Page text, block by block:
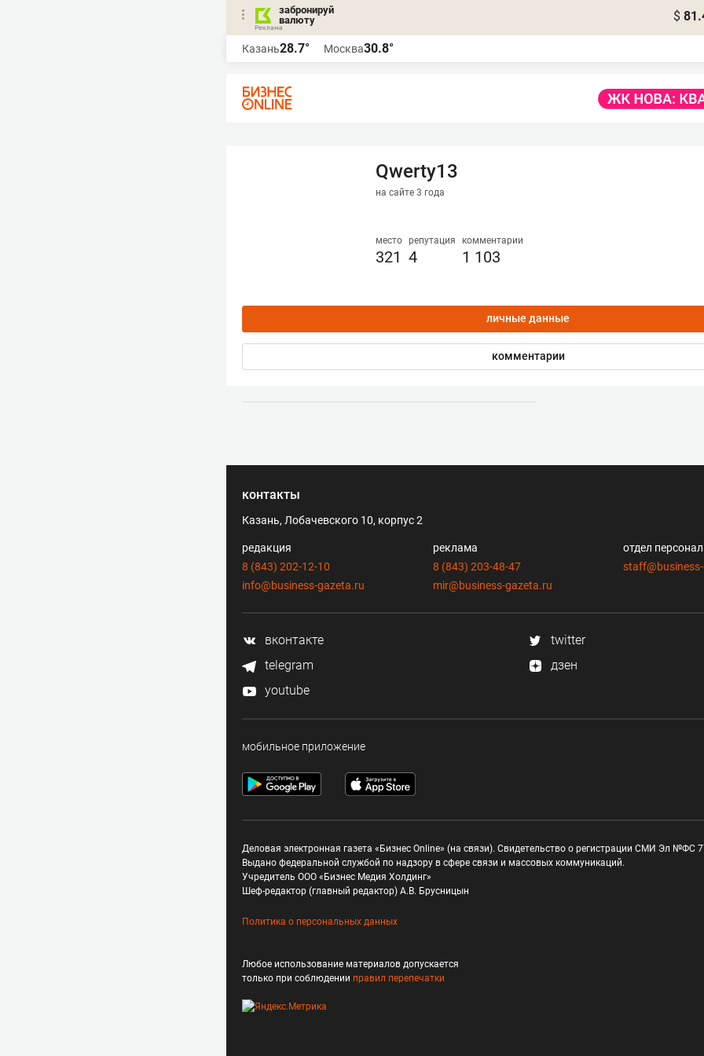
забронируй
валюту
$
Казань28.7° Москва30.8°
Qwerty13
на сайте 3 года
место
321
репутация
4
комментарии
1 103
личные данные
комментарии
контакты
Казань, Лобачевского 10, корпус 2
редакция
8 (843) 202-12-10
info@business-gazeta.ru
реклама
8 (843) 203-48-47
mir@business-gazeta.ru
отдел
вконтакте
twitter
telegram
дзен
youtube
мобильное приложение
Деловая электронная газета «Бизнес Online» (на связи). Свидетельство о регистрации СМИ Эл №ФС
Выдано федеральной службой по надзору в сфере связи и массовых коммуникаций.
Учредитель ООО «Бизнес Медия Холдинг»
Шеф-редактор (главный редактор) А.В. Брусницын
Политика о персональных данных
Любое использование материалов допускается
только при соблюдении правил перепечатки